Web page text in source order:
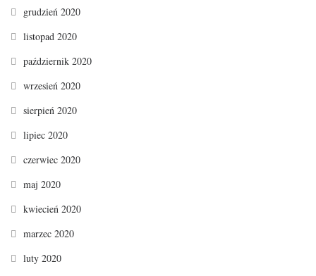
grudzień 2020
listopad 2020
październik 2020
wrzesień 2020
sierpień 2020
lipiec 2020
czerwiec 2020
maj 2020
kwiecień 2020
marzec 2020
luty 2020